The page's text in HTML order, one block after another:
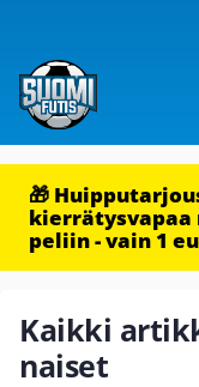
🎁
kierrätysvapaa
peliin - vain 1
Kaikki
naiset